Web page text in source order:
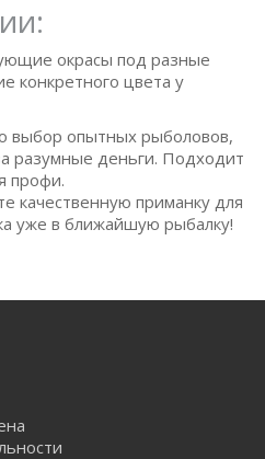
окрасы под разные
конкретного цвета у
выбор опытных рыболовов,
разумные деньги. Подходит
профи.
качественную приманку для
уже в ближайшую рыбалку!